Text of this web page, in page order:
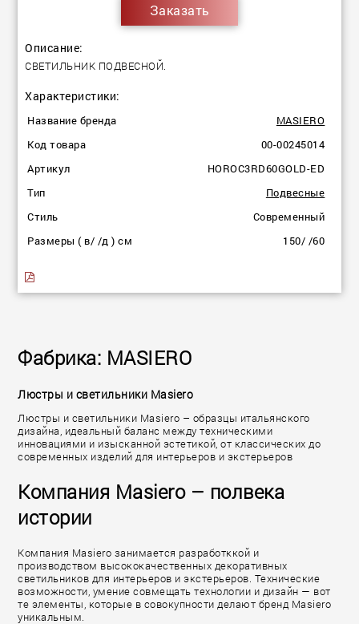
Заказать
Описание:
СВЕТИЛЬНИК ПОДВЕСНОЙ.
Характеристики:
Название бренда
MASIERO
Код товара
00-00245014
Артикул
HOROC3RD60GOLD-ED
Тип
Подвесные
Стиль
Современный
Размеры ( в/ /д ) см
150/ /60
Фабрика: MASIERO
Люстры и светильники Masiero
Люстры и светильники Masiero – образцы итальянского
дизайна, идеальный баланс между техническими
инновациями и изысканной эстетикой, от классических до
современных изделий для интерьеров и экстерьеров
Компания Masiero – полвека
истории
Компания Masiero занимается разработккой и
производством высококачественных декоративных
светильников для интерьеров и экстерьеров. Технические
возможности, умение совмещать технологии и дизайн — вот
те элементы, которые в совокупности делают бренд Masiero
уникальным.